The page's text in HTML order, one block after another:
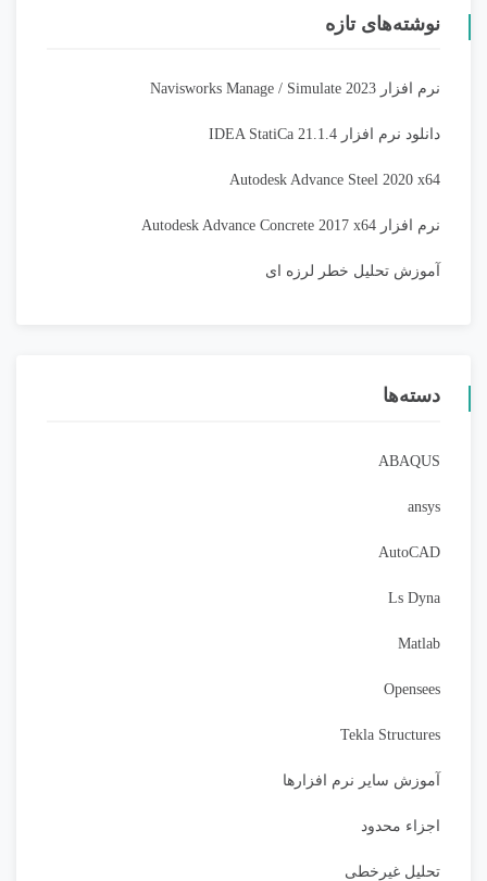
نوشته‌های تازه
نرم افزار Navisworks Manage / Simulate 2023
دانلود نرم افزار IDEA StatiCa 21.1.4
Autodesk Advance Steel 2020 x64
نرم افزار Autodesk Advance Concrete 2017 x64
آموزش تحلیل خطر لرزه ای
دسته‌ها
ABAQUS
ansys
AutoCAD
Ls Dyna
Matlab
Opensees
Tekla Structures
آموزش سایر نرم افزارها
اجزاء محدود
تحلیل غیرخطی